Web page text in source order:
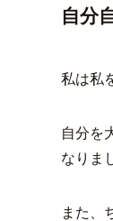
自分
私は私
自分を
なりま
また、